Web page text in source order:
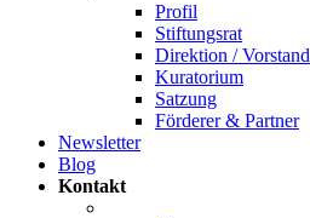
Profil
Stiftungsrat
Direktion / Vorstand
Kuratorium
Satzung
Förderer & Partner
Newsletter
Blog
Kontakt